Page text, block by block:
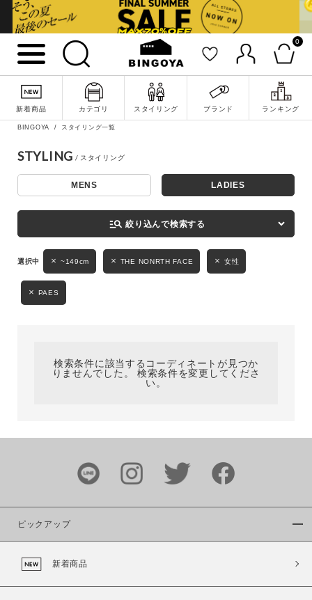
0
新着商品 カテゴリ スタイリング ブランド ランキング
詳細検索
キーワード
性別
MENS LADIES KIDS
ブランド
カラー
BINGOYA スタイリング一覧
STYLING
MENS LADIES
manage_search 絞り込んで検索する
~149cm THE NONRTH FACE 女性
PAES
検索条件に該当するコーディネートが見つか
りませんでした。 検索条件を変更してくださ
い。
ピックアップ
新着商品